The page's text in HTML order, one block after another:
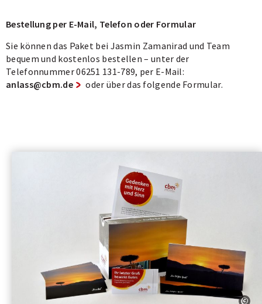
Bestellung per E-Mail, Telefon oder Formular
Sie können das Paket bei Jasmin Zamanirad und Team
bequem und kostenlos bestellen – unter der
Telefonnummer 06251 131-789, per E-Mail:
anlass@cbm.de
oder über das folgende Formular.